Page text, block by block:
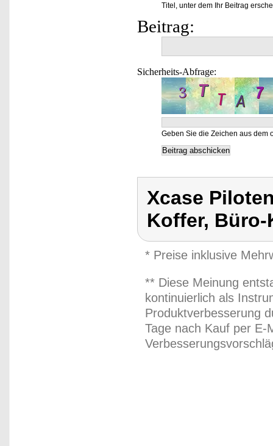
Titel, unter dem Ihr Beitrag
Beitrag:
Sicherheits-Abfrage:
Geben Sie die Zeichen aus dem
Xcase
Koffer,
* Preise inklusive
** Diese Meinung
kontinuierlich als
Produktverbesserung
Tage nach Kauf per E-